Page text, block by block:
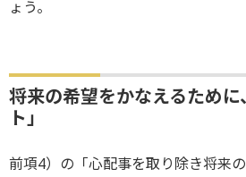
ょう。
将来の希望をかなえるため
ト」
前項4）の「心配事を取り除き将来